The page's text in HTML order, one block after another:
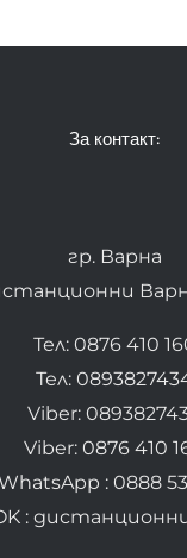
За контакт:
гр. Варна
Тел: 0876 410
Тел:
Viber:
Viber: 0876 410
: 0888
: